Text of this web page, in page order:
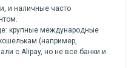
и наличные часто
крупные международные
(например,
с Alipay, но не все банки и